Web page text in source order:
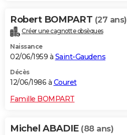
Robert BOMPART (27 ans)
Créer une cagnotte obsèques
Naissance
02/06/1959 à Saint-Gaudens
Décès
12/06/1986 à Couret
Famille BOMPART
Michel ABADIE (88 ans)